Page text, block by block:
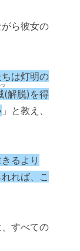
ら彼女の
は灯明の
つ
(解脱)を得
」と教え、
るより
れば、こ
すべての